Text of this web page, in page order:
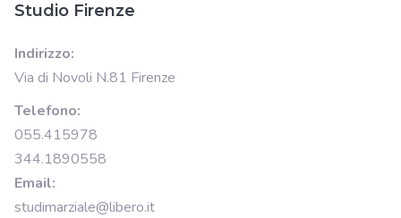
Studio Firenze
Indirizzo:
Via di Novoli N.81 Firenze
Telefono:
055.415978
344.1890558
Email:
studimarziale@libero.it